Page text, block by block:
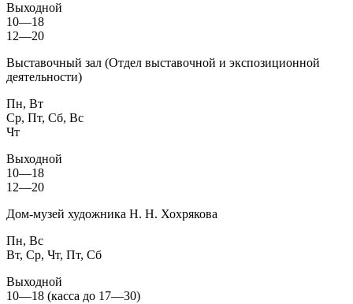
Выходной
10—18
12—20
Выставочный зал (Отдел выставочной и экспозиционной
деятельности)
Пн, Вт
Ср, Пт, Сб, Вс
Чт
Выходной
10—18
12—20
Дом-музей художника Н. Н. Хохрякова
Пн, Вс
Вт, Ср, Чт, Пт, Сб
Выходной
10—18 (касса до 17—30)